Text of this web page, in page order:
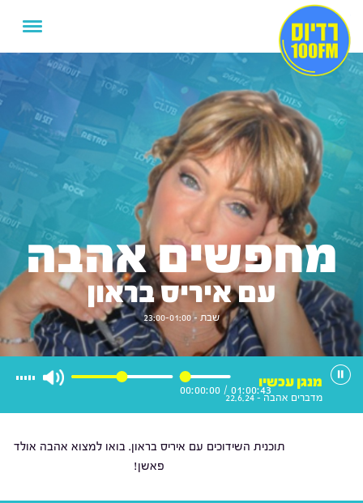
מחפשים אהבה
עם איריס בראון
שבת - 23:00-01:00
01:00:43
/
00:00:00
מנגן עכשיו
מדברים אהבה - 22.6.24
תוכנית השידוכים עם איריס בראון. בואו למצוא אהבה אולד
פאשן!